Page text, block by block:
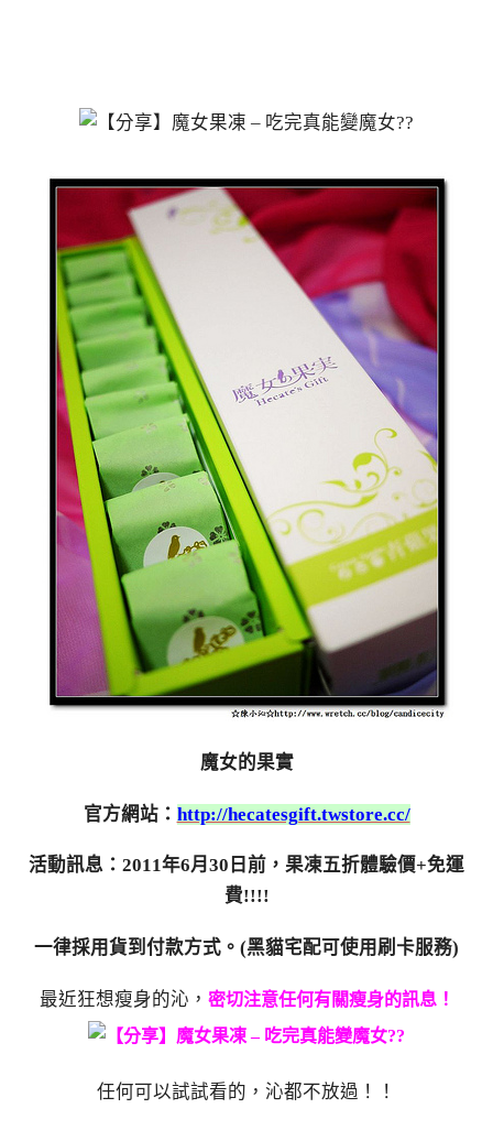
魔女的果實
官方網站： http://hecatesgift.twstore.cc/
活動訊息：2011年6月30日前，果凍五折體驗價+免運
費!!!!
一律採用貨到付款方式。(黑貓宅配可使用刷卡服務)
最近狂想瘦身的沁， 密切注意任何有關瘦身的訊息！
任何可以試試看的，沁都不放過！！